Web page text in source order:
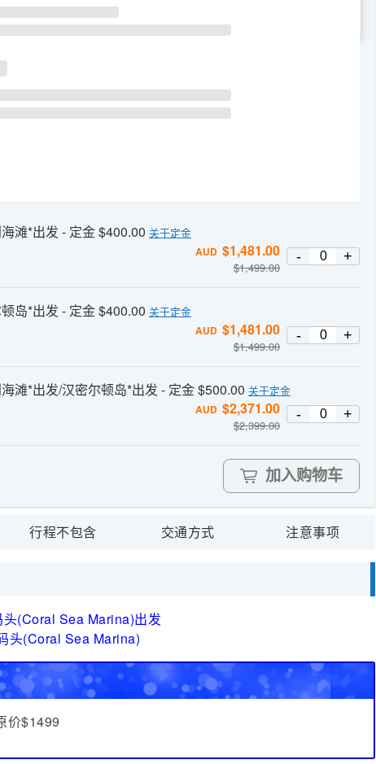
WE
滩*出发 - 定金 $400.00 关于定金
AUD $1,481.00
$1,499.00
- +
岛*出发 - 定金 $400.00 关于定金
AUD $1,481.00
$1,499.00
- +
滩*出发/汉密尔顿岛*出发 - 定金 $500.00 关于定金
AUD $2,371.00
$2,399.00
- +
加入购物车
行程不包含 交通方式 注意事项
(Coral Sea Marina)出发
头(Coral Sea Marina)
价$1499